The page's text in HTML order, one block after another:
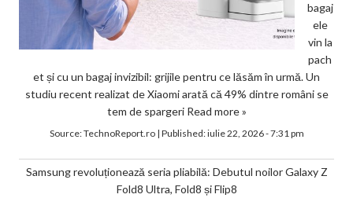
bagaj
ele
vin la
pach
et și cu un bagaj invizibil: grijile pentru ce lăsăm în urmă. Un
studiu recent realizat de Xiaomi arată că 49% dintre români se
tem de spargeri Read more »
Source:TechnoReport.ro| Published:iulie 22, 2026 - 7:31 pm
Samsung revoluționează seria pliabilă: Debutul noilor Galaxy Z
Fold8 Ultra, Fold8 și Flip8